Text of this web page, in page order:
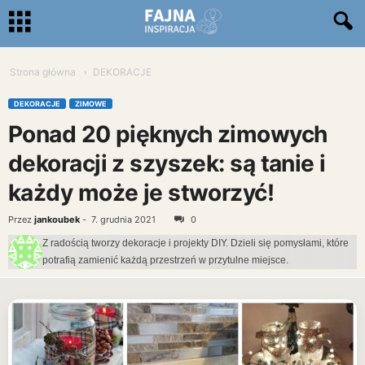
Strona główna DEKORACJE
DEKORACJE ZIMOWE
Ponad 20 pięknych zimowych
dekoracji z szyszek: są tanie i
każdy może je stworzyć!
Przez jankoubek - 7. grudnia 2021 0
Z radością tworzy dekoracje i projekty DIY. Dzieli się pomysłami, które
potrafią zamienić każdą przestrzeń w przytulne miejsce.